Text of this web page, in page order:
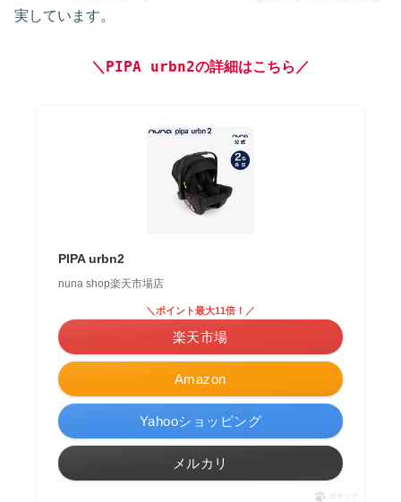
実しています。
＼ PIPA urbn2の詳細はこちら／
PIPA urbn2
nuna shop楽天市場店
Amazon
＼ポイント最大11倍！／
楽天市場
Yahooショッピング
メルカリ
ポチップ